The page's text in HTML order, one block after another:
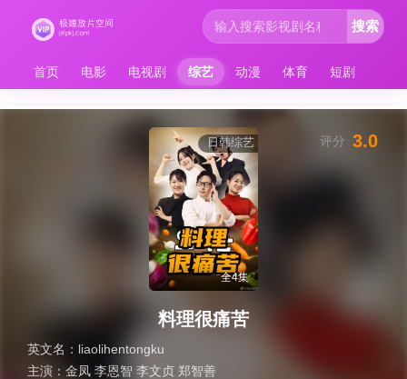
首页 电影 电视剧 综艺 动漫 体育 短剧
搜索
日韩综艺
全4集
料理很痛苦
英文名： liaolihentongku
主演： 金凤 李恩智 李文贞 郑智善
评分 3.0